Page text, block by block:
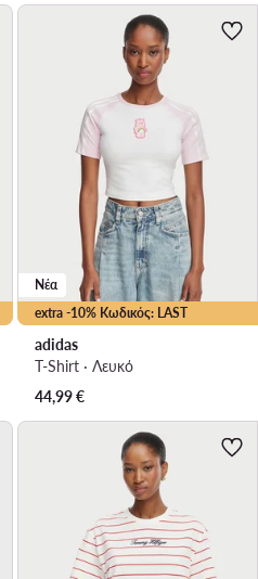
extra -10% Κωδικός: LAST
Νέα
adidas
T-Shirt · Λευκό
44,99€